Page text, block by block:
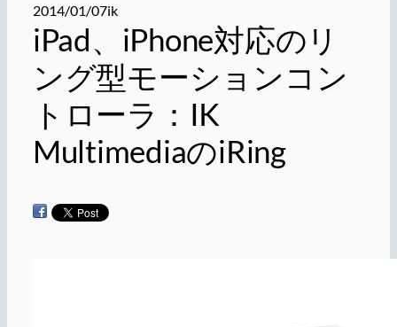
2014/01/07ik
iPad、iPhone対応のリ
ング型モーションコン
トローラ：IK
MultimediaのiRing